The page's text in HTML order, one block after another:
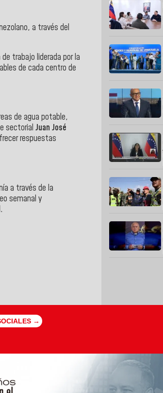
a través del
trabajo liderada por la
de cada centro de
de agua potable,
sectorial Juan José
respuestas
a través de la
semanal y
→